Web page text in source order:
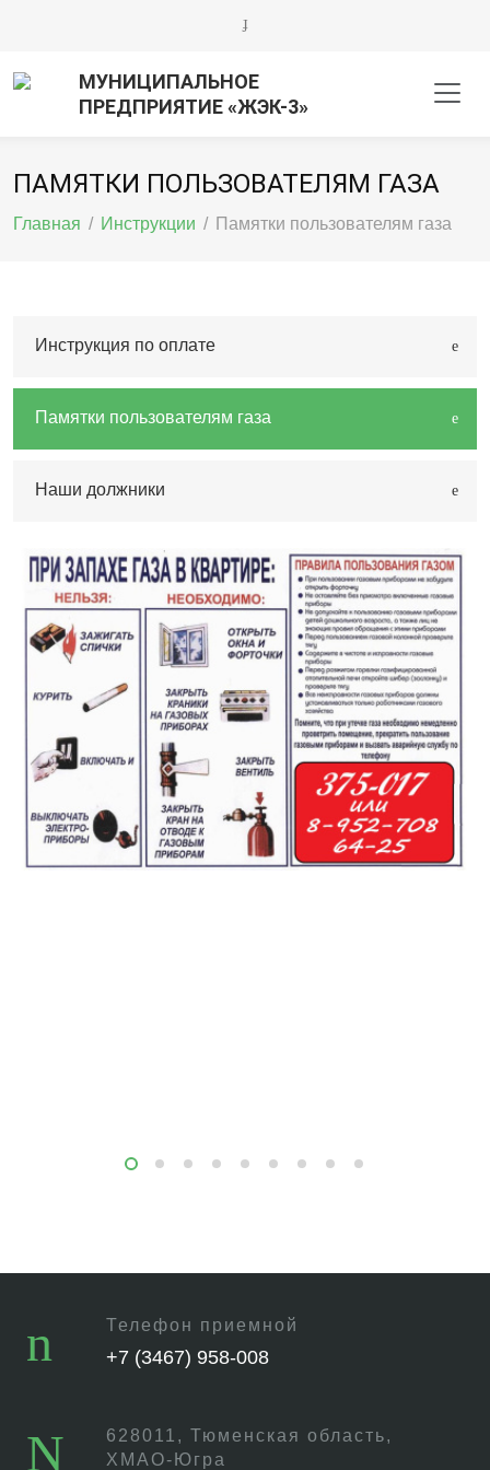
МУНИЦИПАЛЬНОЕ
ПРЕДПРИЯТИЕ «ЖЭК-3»
ПАМЯТКИ ПОЛЬЗОВАТЕЛЯМ ГАЗА
Главная / Инструкции / Памятки пользователям газа
Инструкция по оплате
Памятки пользователям газа
Наши должники
Телефон приемной
+7 (3467) 958-008
628011, Тюменская область,
ХМАО-Югра